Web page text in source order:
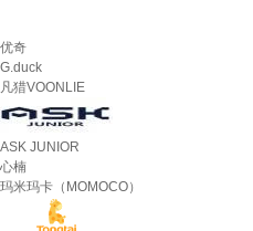
优奇
G.duck
凡猎VOONLIE
ASK JUNIOR
心楠
玛米玛卡（MOMOCO）